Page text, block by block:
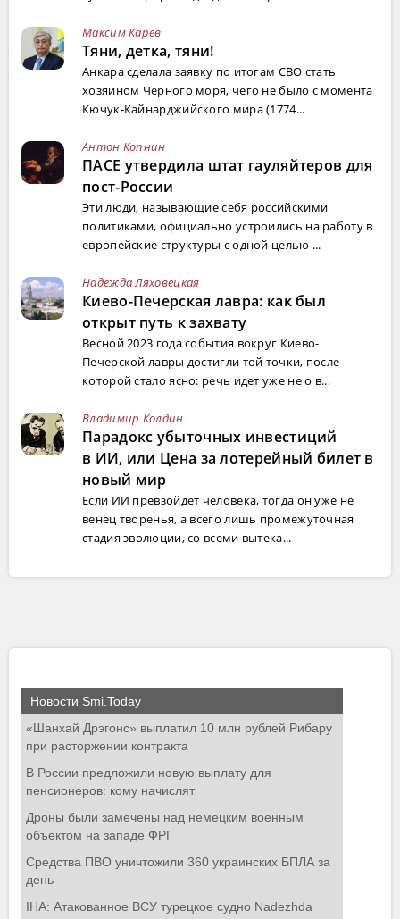
Максим Карев
Тяни, детка, тяни!
Анкара сделала заявку по итогам СВО стать
хозяином Черного моря, чего не было с момента
Кючук-Кайнарджийского мира (1774...
Антон Копнин
ПАСЕ утвердила штат гауляйтеров для
пост-России
Эти люди, называющие себя российскими
политиками, официально устроились на работу в
европейские структуры с одной целью ...
Надежда Ляховецкая
Киево-Печерская лавра: как был
открыт путь к захвату
Весной 2023 года события вокруг Киево-
Печерской лавры достигли той точки, после
которой стало ясно: речь идет уже не о в...
Владимир Колдин
Парадокс убыточных инвестиций
в ИИ, или Цена за лотерейный билет в
новый мир
Если ИИ превзойдет человека, тогда он уже не
венец творенья, а всего лишь промежуточная
стадия эволюции, со всеми вытека...